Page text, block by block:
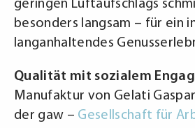
geringen Luftaufschlags
besonders langsam – für ein
langanhaltendes
Qualität mit sozialem
Manufaktur von Gelati
der gaw – Gesellschaft für